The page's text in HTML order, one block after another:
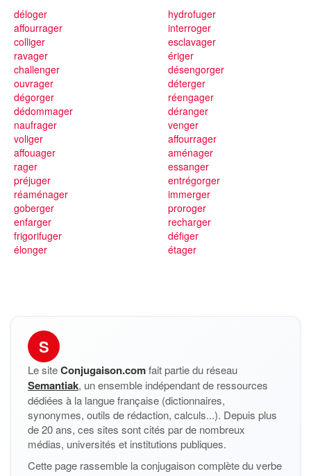
déloger
affourrager
colliger
ravager
challenger
ouvrager
dégorger
dédommager
naufrager
hydrofuger
interroger
esclavager
ériger
désengorger
déterger
réengager
déranger
venger
voliger
affouager
rager
préjuger
réaménager
goberger
enfarger
frigorifuger
élonger
affourrager
aménager
essanger
entrégorger
immerger
proroger
recharger
défiger
étager
S
Le siteConjugaison.comfait partie du réseau
Semantiak, un ensemble indépendant de ressources
dédiées à la langue française (dictionnaires,
synonymes, outils de rédaction, calculs...). Depuis plus
de 20 ans, ces sites sont cités par de nombreux
médias, universités et institutions publiques.
Cette page rassemble la conjugaison complète du verbe